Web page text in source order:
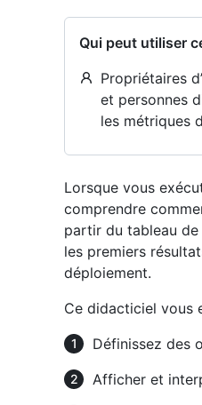
Qui peut utiliser
Propriétaires
et personnes
les métriques
Lorsque vous
comprendre
partir du tableau de
les premiers
déploiement.
Ce didacticiel vous
Définissez des
Afficher et